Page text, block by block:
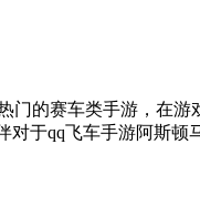
门的赛车类手游，在
于qq飞车手游阿斯